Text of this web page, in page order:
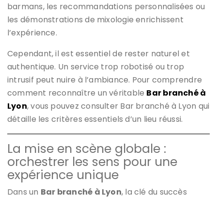
barmans, les recommandations personnalisées ou
les démonstrations de mixologie enrichissent
l’expérience.
Cependant, il est essentiel de rester naturel et
authentique. Un service trop robotisé ou trop
intrusif peut nuire à l’ambiance. Pour comprendre
comment reconnaître un véritable Bar branché à
Lyon, vous pouvez consulter Bar branché à Lyon qui
détaille les critères essentiels d’un lieu réussi.
La mise en scène globale :
orchestrer les sens pour une
expérience unique
Dans un Bar branché à Lyon, la clé du succès